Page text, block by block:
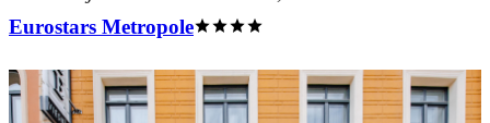
Eurostars Metropole